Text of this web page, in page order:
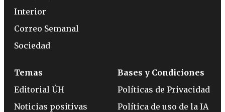
Interior
Correo Semanal
Sociedad
Temas
Editorial ÚH
Noticias positivas
Bases y Condiciones
Políticas de Privacidad
Política de uso de la IA